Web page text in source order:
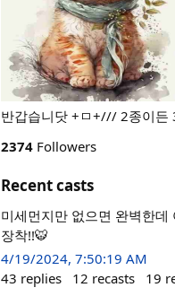
반갑습니닷 +ㅁ+/// 2종이든
2374 Followers
Recent casts
미세먼지만 없으면 완벽한
장착!!🐯
4/19/2024, 7:50:19 AM
43 replies 12 recasts 19